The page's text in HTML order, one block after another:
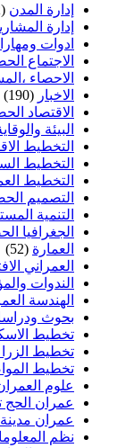
إدارة المدن (22)
إدارة
ادوات
الاجتماع
الاحصاء
الاخبار (190)
الاقتصاد
البيئة
التخطيط
التخطيط
التخطيط
التصميم
التنمية
الجغرافيا
العمارة (52)
العمراني
الندوات
الهندسة
بحوث
تخطيط
تخطيط
تخطيط
علوم
عمران الحج
عمران
نظم